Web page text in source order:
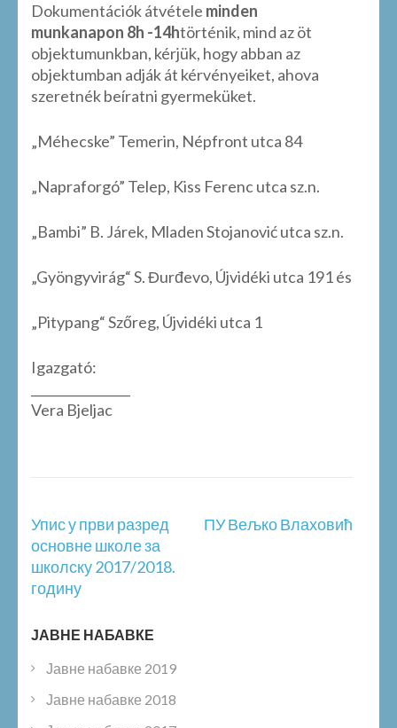
Dokumentációk átvétele minden
munkanapon 8h -14htörténik, mind az öt
objektumunkban, kérjük, hogy abban az
objektumban adják át kérvényeiket, ahova
szeretnék beíratni gyermeküket.
„Méhecske” Temerin, Népfront utca 84
„Napraforgó” Telep, Kiss Ferenc utca sz.n.
„Bambi” B. Járek, Mladen Stojanović utca sz.n.
„Gyöngyvirág“ S. Đurđevo, Újvidéki utca 191 és
„Pitypang“ Szőreg, Újvidéki utca 1
Igazgató:
Vera Bjeljac
Post
navigation
Упис у први разред
основне школе за
школску 2017/2018.
годину
ПУ Вељко Влаховић
ЈАВНЕ НАБАВКЕ
Јавне набавке 2019
Јавне набавке 2018